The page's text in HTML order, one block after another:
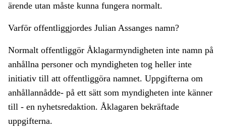
ärende utan måste kunna fungera normalt.
Varför offentliggjordes Julian Assanges namn?
Normalt offentliggör Åklagarmyndigheten inte namn på
anhållna personer och myndigheten tog heller inte
initiativ till att offentliggöra namnet. Uppgifterna om
anhållannådde- på ett sätt som myndigheten inte känner
till - en nyhetsredaktion. Åklagaren bekräftade
uppgifterna.